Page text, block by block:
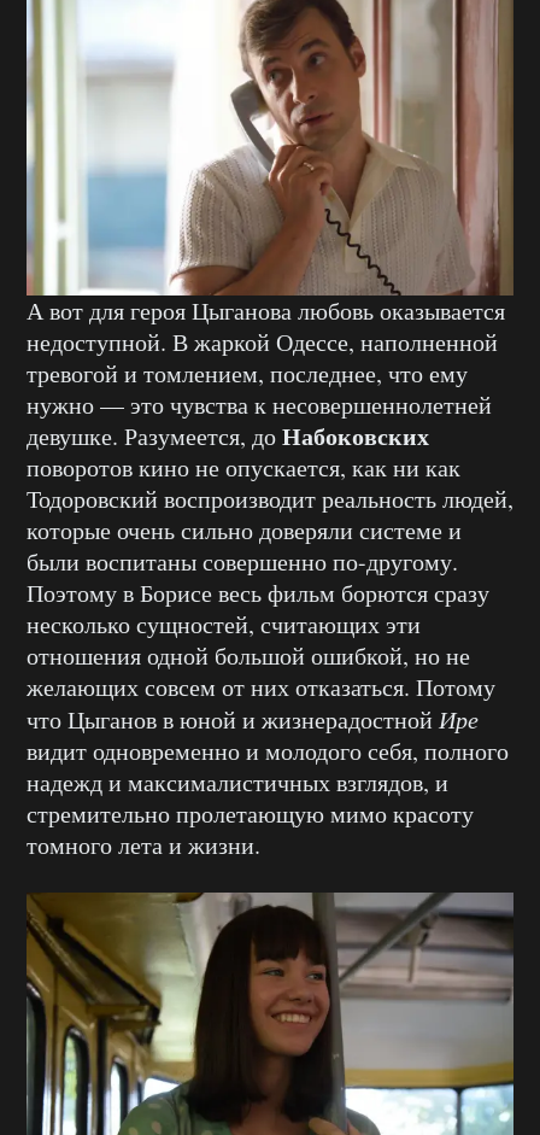
А вот для героя Цыганова любовь оказывается
недоступной. В жаркой Одессе, наполненной
тревогой и томлением, последнее, что ему
нужно — это чувства к несовершеннолетней
девушке. Разумеется, доНабоковских
поворотов кино не опускается, как ни как
Тодоровский воспроизводит реальность людей,
которые очень сильно доверяли системе и
были воспитаны совершенно по-другому.
Поэтому в Борисе весь фильм борются сразу
несколько сущностей, считающих эти
отношения одной большой ошибкой, но не
желающих совсем от них отказаться. Потому
что Цыганов в юной и жизнерадостной Ире
видит одновременно и молодого себя, полного
надежд и максималистичных взглядов, и
стремительно пролетающую мимо красоту
томного лета и жизни.